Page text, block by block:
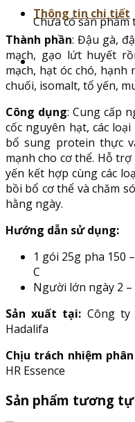
Chưa có sản
lượng
Thông tin chi tiết
Thành phần: Đậu gà,
mạch, gạo lứt huyết
mạch, hạt óc chó, hạnh
chuối, isomalt, tổ yến,
Công dụng: Cung cấp
cốc nguyên hạt, các
bổ sung protein thực
mạnh cho cơ thể. Hỗ
yến kết hợp cùng các
bồi bổ cơ thể và chăm
hằng ngày.
Hướng dẫn sử dụng:
1 gói 25g pha 150
C
Người lớn ngày 2
Sản xuất tại: Công
Hadalifa
Chịu trách nhiệm
HR Essence
Sản phẩm tương tự